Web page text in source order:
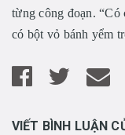
từng công đoạn. “Có
có bột vỏ bánh yểm
VIẾT BÌNH LUẬN